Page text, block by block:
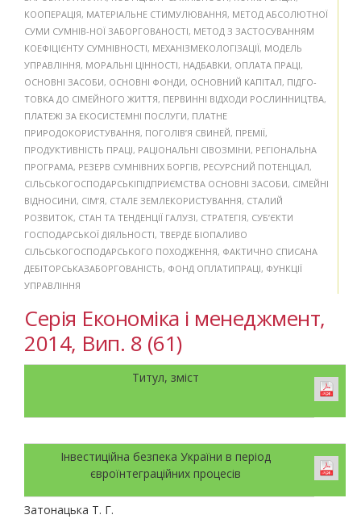
КООПЕРАЦІЯ, МАТЕРІАЛЬНЕ СТИМУЛЮВАННЯ, МЕТОД АБСОЛЮТНОЇ
СУМИ СУМНІВ-НОЇ ЗАБОРГОВАНОСТІ, МЕТОД З ЗАСТОСУВАННЯМ
КОЕФІЦІЄНТУ СУМНІВНОСТІ, МЕХАНІЗМЕКОЛОГІЗАЦІЇ, МОДЕЛЬ
УПРАВЛІННЯ, МОРАЛЬНІ ЦІННОСТІ, НАДБАВКИ, ОПЛАТА ПРАЦІ,
ОСНОВНІ ЗАСОБИ, ОСНОВНІ ФОНДИ, ОСНОВНИЙ КАПІТАЛ, ПІДГО-
ТОВКА ДО СІМЕЙНОГО ЖИТТЯ, ПЕРВИННІ ВІДХОДИ РОСЛИННИЦТВА,
ПЛАТЕЖІ ЗА ЕКОСИСТЕМНІ ПОСЛУГИ, ПЛАТНЕ
ПРИРОДОКОРИСТУВАННЯ, ПОГОЛІВ’Я СВИНЕЙ, ПРЕМІЇ,
ПРОДУКТИВНІСТЬ ПРАЦІ, РАЦІОНАЛЬНІ СІВОЗМІНИ, РЕГІОНАЛЬНА
ПРОГРАМА, РЕЗЕРВ СУМНІВНИХ БОРГІВ, РЕСУРСНИЙ ПОТЕНЦІАЛ,
СІЛЬСЬКОГОСПОДАРСЬКІПІДПРИЄМСТВА ОСНОВНІ ЗАСОБИ, СІМЕЙНІ
ВІДНОСИНИ, СІМ’Я, СТАЛЕ ЗЕМЛЕКОРИСТУВАННЯ, СТАЛИЙ
РОЗВИТОК, СТАН ТА ТЕНДЕНЦІЇ ГАЛУЗІ, СТРАТЕГІЯ, СУБ’ЄКТИ
ГОСПОДАРСЬКОЇ ДІЯЛЬНОСТІ, ТВЕРДЕ БІОПАЛИВО
СІЛЬСЬКОГОСПОДАРСЬКОГО ПОХОДЖЕННЯ, ФАКТИЧНО СПИСАНА
ДЕБІТОРСЬКАЗАБОРГОВАНІСТЬ, ФОНД ОПЛАТИПРАЦІ, ФУНКЦІЇ
УПРАВЛІННЯ
Серія Економіка і менеджмент,
2014, Вип. 8 (61)
Титул, зміст
Інвестиційна безпека України в період
євроїнтеграційних процесів
Затонацька Т. Г.